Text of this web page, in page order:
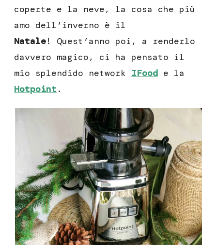
coperte e la neve, la cosa che più
amo dell’inverno è il
Natale! Quest’anno poi, a renderlo
davvero magico, ci ha pensato il
mio splendido network IFood e la
Hotpoint .